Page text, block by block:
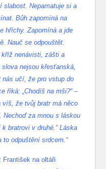
slabost. Nepamatuje si a
Bůh zapomíná na
hříchy. Zapomíná a jde
Nauč se odpouštět.
nenávisti, zášti a
nejsou křesťanská,
učí, že pro vstup do
říká: „Chodíš na mši?“ –
víš, že tvůj bratr má něco
Nechoď za mnou s láskou
bratrovi v druhé.“ Láska
to odpuštění srdcem.“
František na oltáři